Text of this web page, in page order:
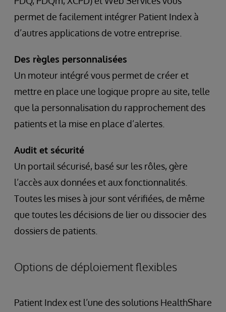
permet de facilement intégrer Patient Index à
d’autres applications de votre entreprise.
Des règles personnalisées
Un moteur intégré vous permet de créer et
mettre en place une logique propre au site, telle
que la personnalisation du rapprochement des
patients et la mise en place d’alertes.
Audit et sécurité
Un portail sécurisé, basé sur les rôles, gère
l’accès aux données et aux fonctionnalités.
Toutes les mises à jour sont vérifiées, de même
que toutes les décisions de lier ou dissocier des
dossiers de patients.
Options de déploiement flexibles
Patient Index est l’une des solutions HealthShare